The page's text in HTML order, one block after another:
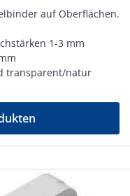
auf Oberflächen.
1-3 mm
transparent/natur